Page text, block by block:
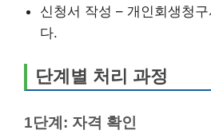
신청서 작성 – 개인회생청
다.
단계별 처리 과정
1단계: 자격 확인